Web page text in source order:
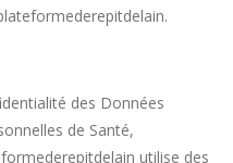
.
des Données
de Santé,
utilise des